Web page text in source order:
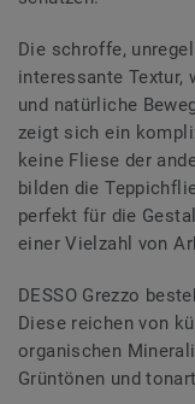
Die schroffe,
interessante Textur,
und natürliche
zeigt sich ein
keine Fliese der
bilden die
perfekt für die
einer Vielzahl von
DESSO Grezzo
Diese reichen von
organischen
Grüntönen und